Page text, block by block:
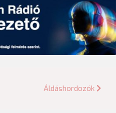
Áldáshordozók